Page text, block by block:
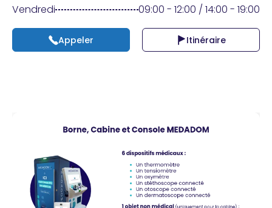
Vendredi
09:00 - 12:00 / 14:00 - 19:00
Appeler Itinéraire